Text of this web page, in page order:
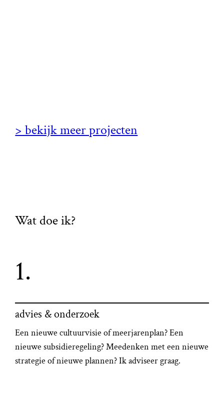
> bekijk meer projecten
Wat doe ik?
1.
advies & onderzoek
Een nieuwe cultuurvisie of meerjarenplan? Een
nieuwe subsidieregeling? Meedenken met een nieuwe
strategie of nieuwe plannen? Ik adviseer graag.